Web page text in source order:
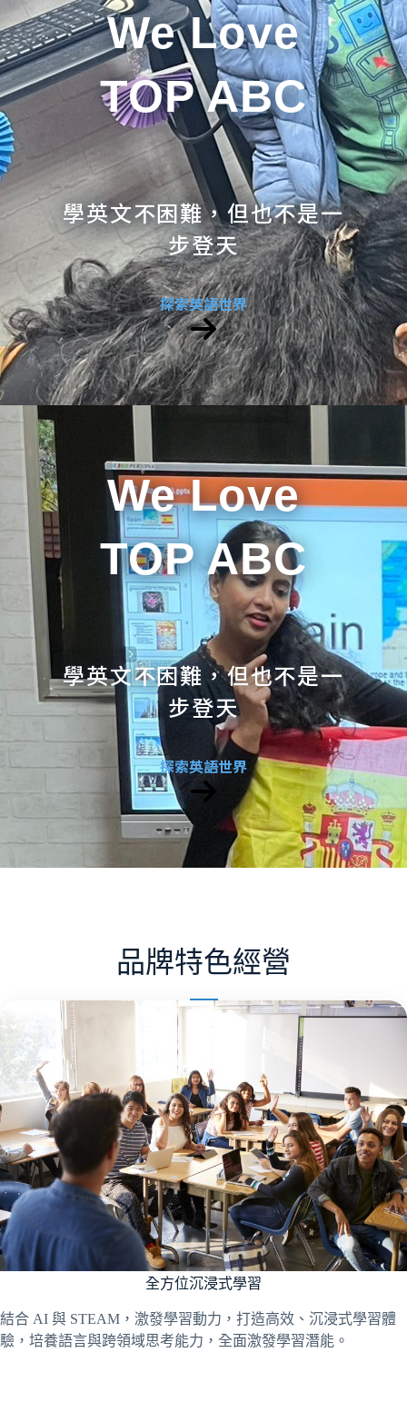
We Love
TOP ABC
學英文不困難，但也不是一
步登天
探索英語世界
We Love
TOP ABC
學英文不困難，但也不是一
步登天
探索英語世界
品牌特色經營
全方位沉浸式學習
結合 AI 與 STEAM，激發學習動力，打造高效、沉浸式學習體
驗，培養語言與跨領域思考能力，全面激發學習潛能。